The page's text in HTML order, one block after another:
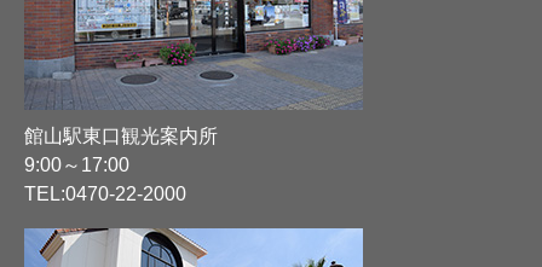
館山駅東口観光案内所
9:00～17:00
TEL:0470-22-2000